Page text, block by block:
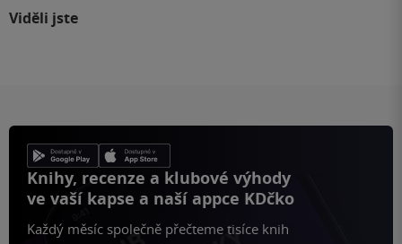
Viděli jste
Knihy, recenze a klubové výhody
ve vaší kapse a naší appce KDčko
Každý měsíc společně přečteme tisíce knih